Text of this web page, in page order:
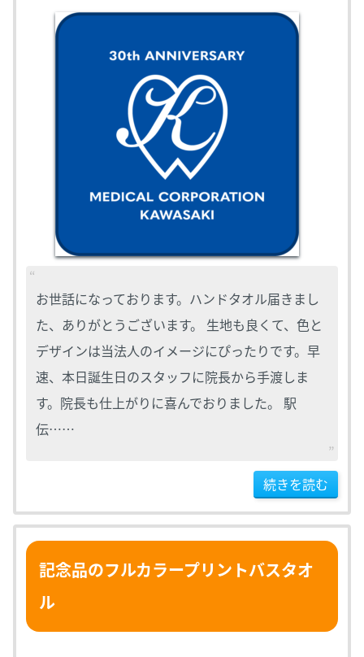
お世話になっております。ハンドタオル届きまし
た、ありがとうございます。 生地も良くて、色と
デザインは当法人のイメージにぴったりです。早
速、本日誕生日のスタッフに院長から手渡しま
す。院長も仕上がりに喜んでおりました。 駅
伝……
続きを読む
記念品のフルカラープリントバスタオ
ル